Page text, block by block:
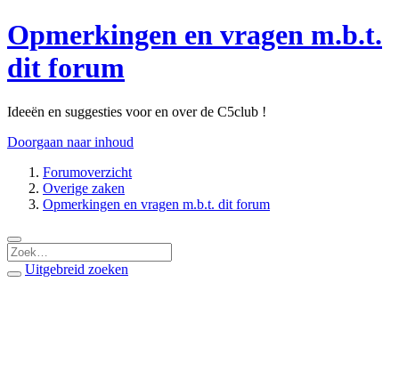
Opmerkingen en vragen m.b.t.
dit forum
Ideeën en suggesties voor en over de C5club !
Doorgaan naar inhoud
Forumoverzicht
Overige zaken
Opmerkingen en vragen m.b.t. dit forum
Uitgebreid zoeken